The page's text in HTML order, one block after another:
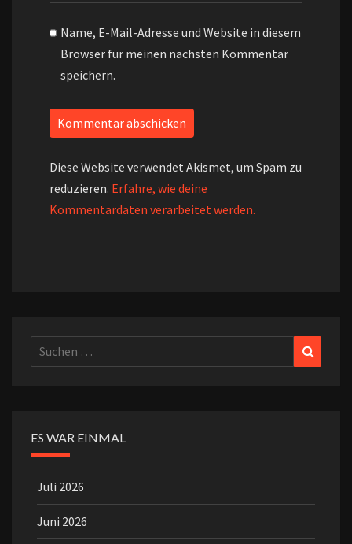
Name, E-Mail-Adresse und Website in diesem
Browser für meinen nächsten Kommentar
speichern.
Diese Website verwendet Akismet, um Spam zu
reduzieren. Erfahre, wie deine
Kommentardaten verarbeitet werden.
Suchen
nach:
ES WAR EINMAL
Juli 2026
Juni 2026